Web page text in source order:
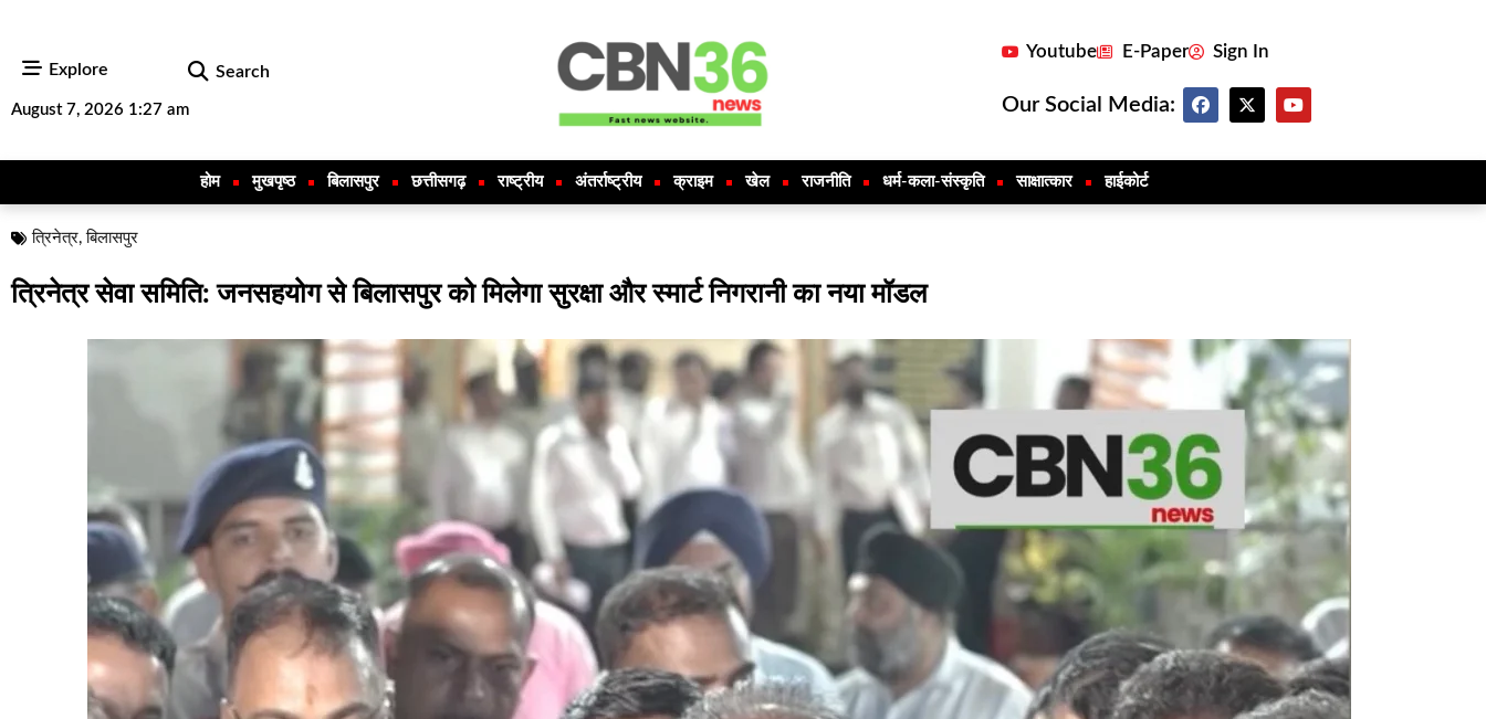
Explore Search
August 7, 2026 1:27 am
Youtube E-Paper Sign In
Our Social Media:
होम मुखपृष्ठ बिलासपुर छत्तीसगढ़ राष्ट्रीय अंतर्राष्ट्रीय क्राइम खेल राजनीति धर्म-कला-संस्कृति साक्षात्कार हाईकोर्ट
त्रिनेत्र,बिलासपुर
त्रिनेत्र सेवा समिति: जनसहयोग से बिलासपुर को मिलेगा सुरक्षा और स्मार्ट निगरानी का नया मॉडल